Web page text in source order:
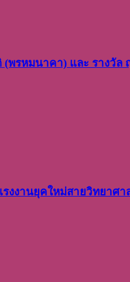
พรหมนาคา) และ รางวัล
งงานยุคใหม่สายวิทยาศ